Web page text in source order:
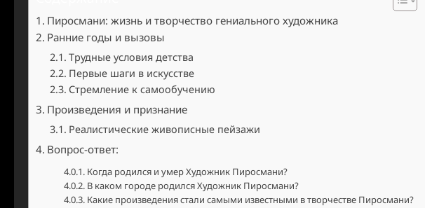
Пиросмани: жизнь и творчество гениального художника
Ранние годы и вызовы
Трудные условия детства
Первые шаги в искусстве
Стремление к самообучению
Произведения и признание
Реалистические живописные пейзажи
Вопрос-ответ:
Когда родился и умер Художник Пиросмани?
В каком городе родился Художник Пиросмани?
Какие произведения стали самыми известными в творчестве Пиросмани?